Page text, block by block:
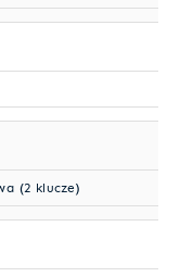
(2 klucze)